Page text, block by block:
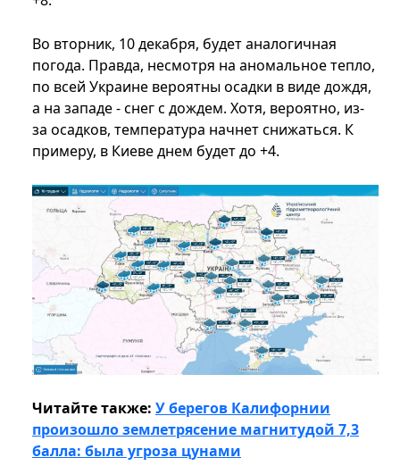
Во вторник, 10 декабря, будет аналогичная
погода. Правда, несмотря на аномальное тепло,
по всей Украине вероятны осадки в виде дождя,
а на западе - снег с дождем. Хотя, вероятно, из-
за осадков, температура начнет снижаться. К
примеру, в Киеве днем будет до +4.
Читайте также: У берегов Калифорнии
произошло землетрясение магнитудой 7,3
балла: была угроза цунами